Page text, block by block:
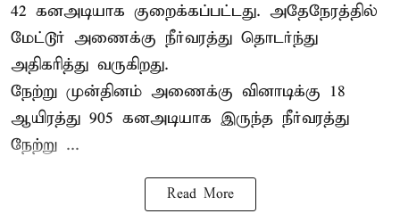
42 கனஅடியாக குறைக்கப்பட்டது. அதேநேரத்தில்
மேட்டூர் அணைக்கு நீர்வரத்து தொடர்ந்து
அதிகரித்து வருகிறது.
நேற்று முன்தினம் அணைக்கு வினாடிக்கு 18
ஆயிரத்து 905 கனஅடியாக இருந்த நீர்வரத்து
நேற்று ...
Read More